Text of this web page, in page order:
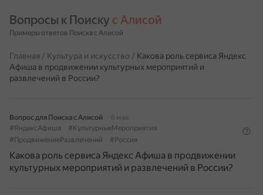
Вопросы к Поиску с Алисой
Примеры ответов Поиска с Алисой
Главная / Культура и искусство / Какова роль сервиса Яндекс
Афиша в продвижении культурных мероприятий и
развлечений в России?
Вопрос для Поиска с Алисой
6 мая
#ЯндексАфиша
#КультурныеМероприятия
#ПродвижениеРазвлечений
#Россия
Какова роль сервиса Яндекс Афиша в продвижении
культурных мероприятий и развлечений в России?